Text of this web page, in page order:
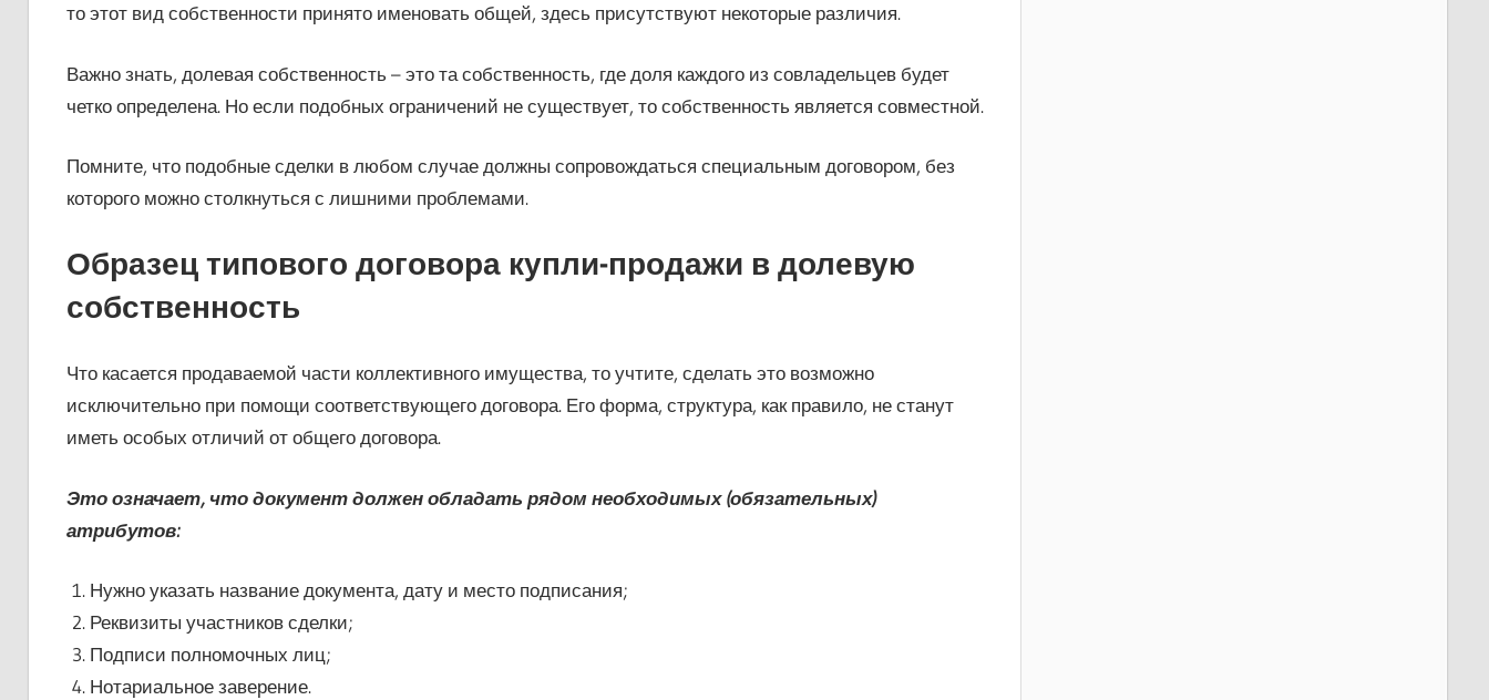
то этот вид собственности принято именовать общей, здесь присутствуют некоторые различия.
Важно знать, долевая собственность – это та собственность, где доля каждого из совладельцев будет
четко определена. Но если подобных ограничений не существует, то собственность является совместной.
Помните, что подобные сделки в любом случае должны сопровождаться специальным договором, без
которого можно столкнуться с лишними проблемами.
Образец типового договора купли-продажи в долевую
собственность
Что касается продаваемой части коллективного имущества, то учтите, сделать это возможно
исключительно при помощи соответствующего договора. Его форма, структура, как правило, не станут
иметь особых отличий от общего договора.
Это означает, что документ должен обладать рядом необходимых (обязательных)
атрибутов:
Нужно указать название документа, дату и место подписания;
Реквизиты участников сделки;
Подписи полномочных лиц;
Нотариальное заверение.